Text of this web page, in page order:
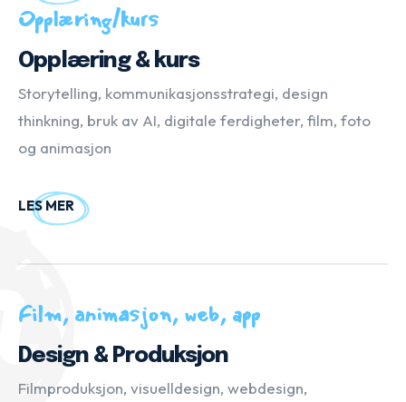
Opplæring/kurs
Opplæring & kurs
Storytelling, kommunikasjonsstrategi, design
thinkning, bruk av AI, digitale ferdigheter, film, foto
og animasjon
LES MER
Film, animasjon, web, app
Design & Produksjon
Filmproduksjon, visuelldesign, webdesign,